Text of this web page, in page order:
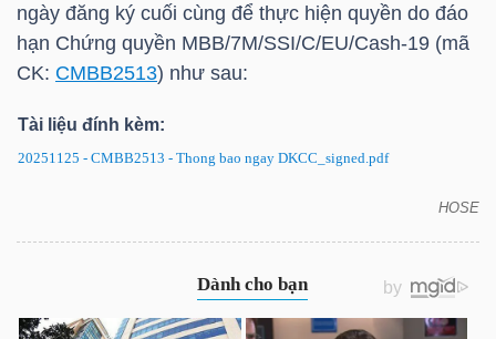
ngày đăng ký cuối cùng để thực hiện quyền do đáo
hạn Chứng quyền MBB/7M/SSI/C/EU/Cash-19 (mã
CK: CMBB2513) như sau:
Tài liệu đính kèm:
20251125 - CMBB2513 - Thong bao ngay DKCC_signed.pdf
HOSE
BẤT
HÀNG